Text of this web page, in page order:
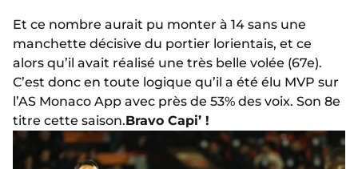
Et ce nombre aurait pu monter à 14 sans une
manchette décisive du portier lorientais, et ce
alors qu’il avait réalisé une très belle volée (67e).
C’est donc en toute logique qu’il a été élu MVP sur
l’AS Monaco App avec près de 53% des voix. Son 8e
titre cette saison.Bravo Capi’ !